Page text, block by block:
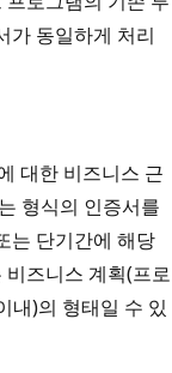
가 동일하게 처리
대한 비즈니스 근
형식의 인증서를
는 단기간에 해당
즈니스 계획(프로
내)의 형태일 수 있